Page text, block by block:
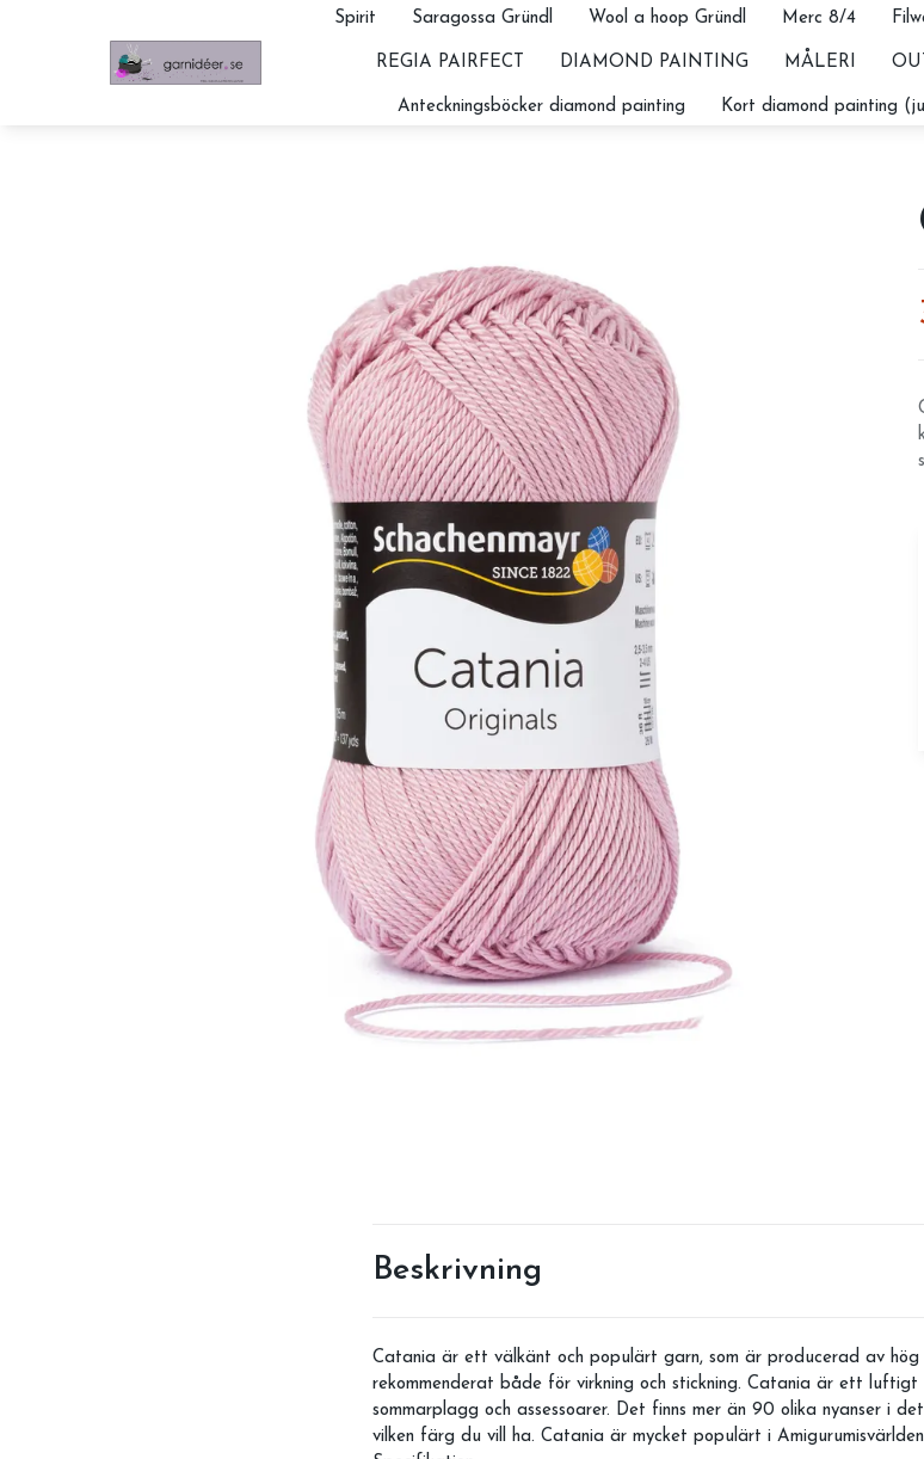
Spirit Saragossa Gründl Wool a hoop Gründl Merc 8/4
REGIA PAIRFECT DIAMOND PAINTING MÅLERI
Anteckningsböcker diamond painting Kort diamond painting
Beskrivning
Catania är ett välkänt och populärt garn, som är producerad av
rekommenderat både för virkning och stickning. Catania är ett
sommarplagg och assessoarer. Det finns mer än 90 olika nyanser i
vilken färg du vill ha. Catania är mycket populärt i